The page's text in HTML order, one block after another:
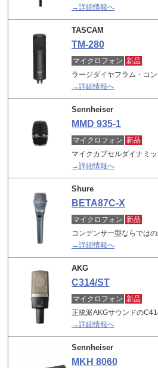
→詳細情報へ
TASCAM
TM-280
マイクロフォン 新品
ラージダイヤフラム・コ
→詳細情報へ
Sennheiser
MMD 935-1
マイクロフォン 新品
マイクカプセルダイナミ
→詳細情報へ
Shure
BETA87C-X
マイクロフォン 新品
コンデンサー型ならでは
→詳細情報へ
AKG
C314/ST
マイクロフォン 新品
正統派AKGサウンドの
→詳細情報へ
Sennheiser
MKH 8060